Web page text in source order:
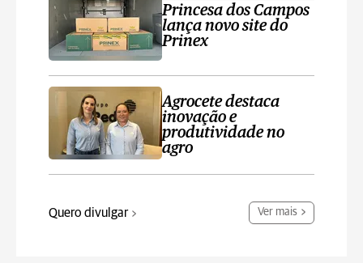
Princesa dos Campos
lança novo site do
Prinex
Agrocete destaca
inovação e
produtividade no
agro
Quero divulgar Ver mais